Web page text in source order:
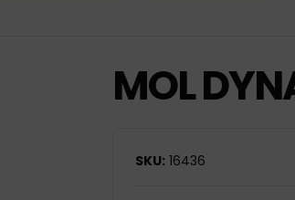
MOL
SKU: 16436